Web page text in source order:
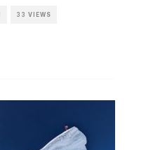
33 VIEWS